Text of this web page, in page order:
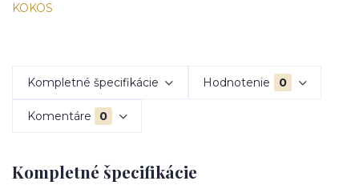
Kompletné špecifikácie Hodnotenie 0
Komentáre 0
Kompletné špecifikácie